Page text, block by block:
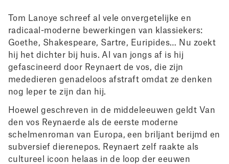
Tom Lanoye schreef al vele onvergetelijke en
radicaal-moderne bewerkingen van klassiekers:
Goethe, Shakespeare, Sartre, Euripides… Nu zoekt
hij het dichter bij huis. Al van jongs af is hij
gefascineerd door Reynaert de vos, die zijn
mededieren genadeloos afstraft omdat ze denken
nog leper te zijn dan hij.
Hoewel geschreven in de middeleeuwen geldt Van
den vos Reynaerde als de eerste moderne
schelmenroman van Europa, een briljant berijmd en
subversief dierenepos. Reynaert zelf raakte als
cultureel icoon helaas in de loop der eeuwen